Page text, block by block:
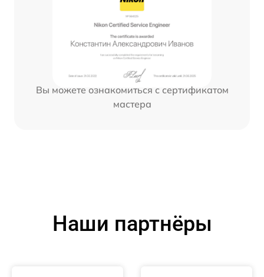
Вы можете ознакомиться с сертификатом
мастера
Наши партнёры